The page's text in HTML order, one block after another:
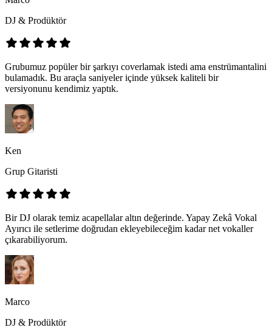
DJ & Prodüktör
Grubumuz popüler bir şarkıyı coverlamak istedi ama enstrümantalini
bulamadık. Bu araçla saniyeler içinde yüksek kaliteli bir
versiyonunu kendimiz yaptık.
Ken
Grup Gitaristi
Bir DJ olarak temiz acapellalar altın değerinde. Yapay Zekâ Vokal
Ayırıcı ile setlerime doğrudan ekleyebileceğim kadar net vokaller
çıkarabiliyorum.
Marco
DJ & Prodüktör